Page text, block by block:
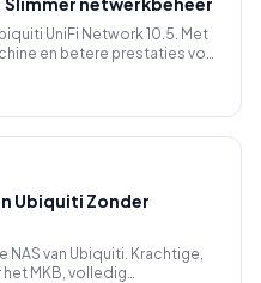
UniFi Network 10.5. Met
en betere prestaties voor
Ubiquiti Zonder
NAS van Ubiquiti. Krachtige,
MKB, volledig